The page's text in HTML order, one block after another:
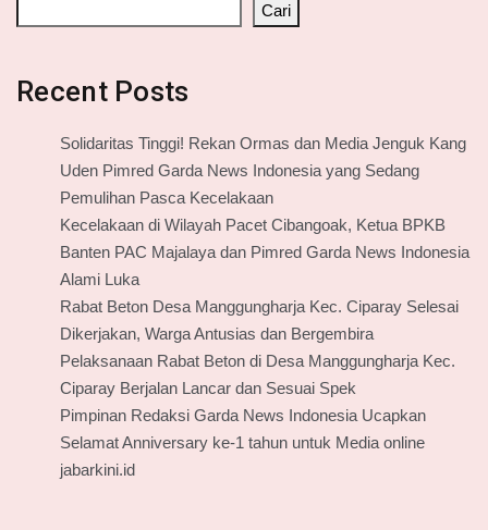
Cari
Recent Posts
Solidaritas Tinggi! Rekan Ormas dan Media Jenguk Kang
Uden Pimred Garda News Indonesia yang Sedang
Pemulihan Pasca Kecelakaan
Kecelakaan di Wilayah Pacet Cibangoak, Ketua BPKB
Banten PAC Majalaya dan Pimred Garda News Indonesia
Alami Luka
Rabat Beton Desa Manggungharja Kec. Ciparay Selesai
Dikerjakan, Warga Antusias dan Bergembira
Pelaksanaan Rabat Beton di Desa Manggungharja Kec.
Ciparay Berjalan Lancar dan Sesuai Spek
Pimpinan Redaksi Garda News Indonesia Ucapkan
Selamat Anniversary ke-1 tahun untuk Media online
jabarkini.id